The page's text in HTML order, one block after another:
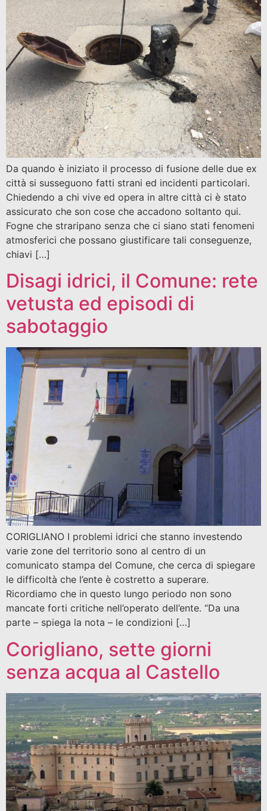
Da quando è iniziato il processo di fusione delle due ex
città si susseguono fatti strani ed incidenti particolari.
Chiedendo a chi vive ed opera in altre città ci è stato
assicurato che son cose che accadono soltanto qui.
Fogne che straripano senza che ci siano stati fenomeni
atmosferici che possano giustificare tali conseguenze,
chiavi […]
Disagi idrici, il Comune: rete
vetusta ed episodi di
sabotaggio
CORIGLIANO I problemi idrici che stanno investendo
varie zone del territorio sono al centro di un
comunicato stampa del Comune, che cerca di spiegare
le difficoltà che l’ente è costretto a superare.
Ricordiamo che in questo lungo periodo non sono
mancate forti critiche nell’operato dell’ente. “Da una
parte – spiega la nota – le condizioni […]
Corigliano, sette giorni
senza acqua al Castello